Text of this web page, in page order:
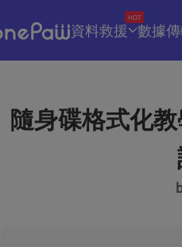
資料救援
HOT
數據
隨身碟格式化